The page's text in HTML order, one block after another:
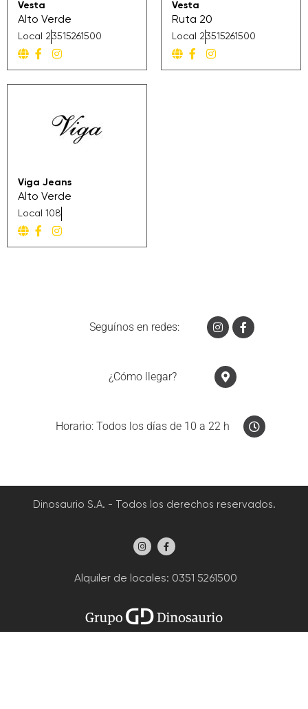
Vesta
Alto Verde
Local 23515261500
Vesta
Ruta 20
Local 23515261500
Viga Jeans
Alto Verde
Local 108
Seguínos en redes:
¿Cómo llegar?
Horario: Todos los días de 10 a 22 h
Dinosaurio S.A. - Todos los derechos reservados.
Alquiler de locales: 0351 5261500